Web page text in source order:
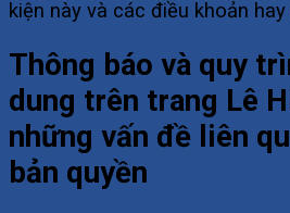
kiện này và các điều khoản
Thông báo và quy
dung trên trang Lê
những vấn đề liên
bản quyền